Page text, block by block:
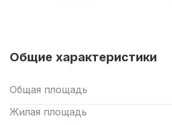
Общие характеристики
Общая площадь
Жилая площадь